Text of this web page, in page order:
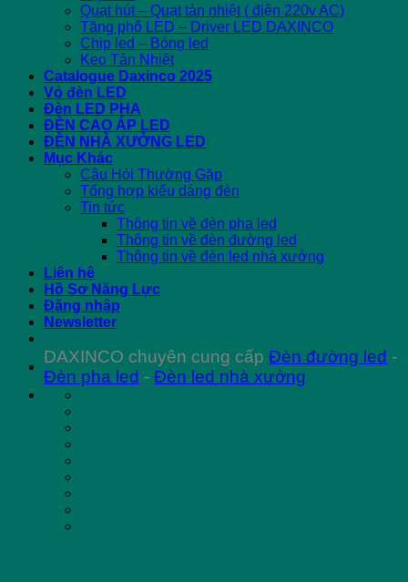
Quạt hút – Quạt tản nhiệt ( điện 220v AC)
Tăng phô LED – Driver LED DAXINCO
Chip led – Bóng led
Keo Tản Nhiệt
Catalogue Daxinco 2025
Vỏ đèn LED
Đèn LED PHA
ĐÈN CAO ÁP LED
ĐÈN NHÀ XƯỞNG LED
Mục Khác
Câu Hỏi Thường Gặp
Tổng hợp kiểu dáng đèn
Tin tức
Thông tin về đèn pha led
Thông tin về đèn đường led
Thông tin về đèn led nhà xưởng
Liên hệ
Hồ Sơ Năng Lực
Đăng nhập
Newsletter
DAXINCO chuyên cung cấp Đèn đường led -
Đèn pha led - Đèn led nhà xưởng